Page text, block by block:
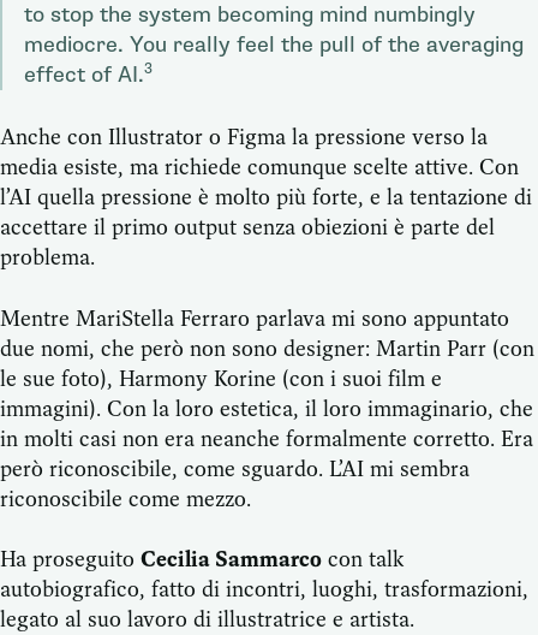
to stop the system becoming mind numbingly
mediocre. You really feel the pull of the averaging
effect of AI.3
Anche con Illustrator o Figma la pressione verso la
media esiste, ma richiede comunque scelte attive. Con
l’AI quella pressione è molto più forte, e la tentazione di
accettare il primo output senza obiezioni è parte del
problema.
Mentre MariStella Ferraro parlava mi sono appuntato
due nomi, che però non sono designer: Martin Parr (con
le sue foto), Harmony Korine (con i suoi film e
immagini). Con la loro estetica, il loro immaginario, che
in molti casi non era neanche formalmente corretto. Era
però riconoscibile, come sguardo. L’AI mi sembra
riconoscibile come mezzo.
Ha proseguito Cecilia Sammarco con talk
autobiografico, fatto di incontri, luoghi, trasformazioni,
legato al suo lavoro di illustratrice e artista.